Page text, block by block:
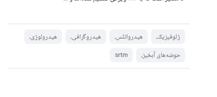
ژئوفیزیک، هیدرواتلس، هیدروگرافی، هیدرولوژی،
حوضه‌های آبخیز، srtm